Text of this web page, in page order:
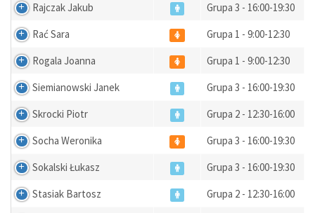
Rajczak Jakub
Grupa 3 - 16:00-19:30
Rać Sara
Grupa 1 - 9:00-12:30
Rogala Joanna
Grupa 1 - 9:00-12:30
Siemianowski Janek
Grupa 3 - 16:00-19:30
Skrocki Piotr
Grupa 2 - 12:30-16:00
Socha Weronika
Grupa 3 - 16:00-19:30
Sokalski Łukasz
Grupa 3 - 16:00-19:30
Stasiak Bartosz
Grupa 2 - 12:30-16:00